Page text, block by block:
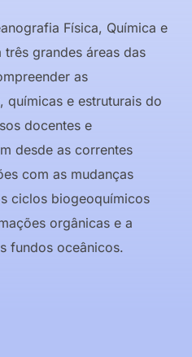
Física, Química e
grandes áreas das
as
químicas e estruturais do
docentes e
desde as correntes
com as mudanças
ciclos biogeoquímicos
orgânicas e a
fundos oceânicos.